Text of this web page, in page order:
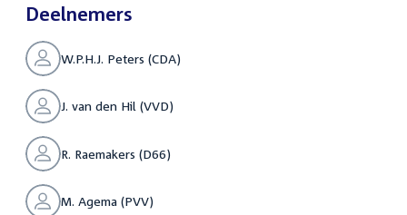
Deelnemers
W.P.H.J. Peters (CDA)
J. van den Hil (VVD)
R. Raemakers (D66)
M. Agema (PVV)